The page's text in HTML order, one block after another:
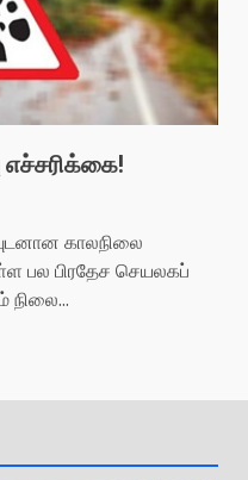
எச்சரிக்கை!
காலநிலை
பல பிரதேச செயலகப்
நிலை...